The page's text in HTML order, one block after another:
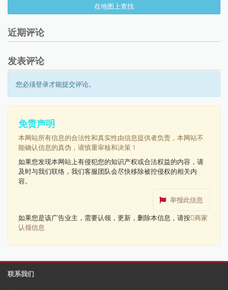
在地图上查找
近期评论
发表评论
您必须登录才能提交评论。
免责声明
本网站所有信息的合法性和真实性由信息提供者负责，本网站不
能确认信息的真伪，请慎重审核和决策！
如果您发现本网站上有侵犯您的知识产权或合法权益的内容，请
及时与我们联络，我们客服团队会尽快移除被控侵权的相关内
容。
举报此信息
如果您是该广告业主，需要认领，更新，删除本信息，请按 商家
认领信息
联系我们